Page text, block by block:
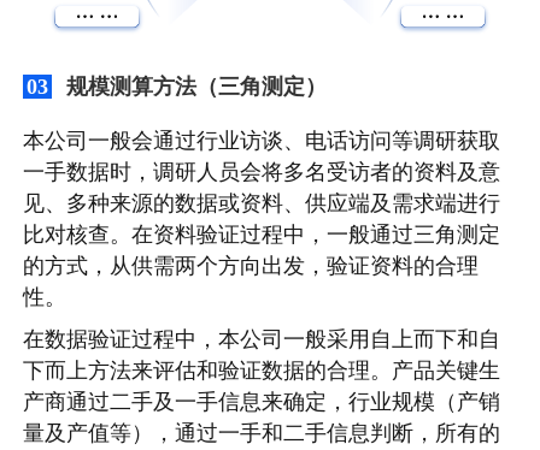
03 规模测算方法（三角测定）
本公司一般会通过行业访谈、电话访问等调研获取
一手数据时，调研人员会将多名受访者的资料及意
见、多种来源的数据或资料、供应端及需求端进行
比对核查。在资料验证过程中，一般通过三角测定
的方式，从供需两个方向出发，验证资料的合理
性。
在数据验证过程中，本公司一般采用自上而下和自
下而上方法来评估和验证数据的合理。产品关键生
产商通过二手及一手信息来确定，行业规模（产销
量及产值等），通过一手和二手信息判断，所有的